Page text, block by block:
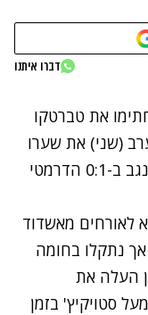
דברו איתנו
את טברטקו
(שני) את שערו
והשאיר במו ידיו את 3 הנק' בבירת הנגב ב-0:1 הדרמטי
לאורחים מאשדוד
נתקלו בחומה
מליקסון העלה את
סטויקיץ' בזמן